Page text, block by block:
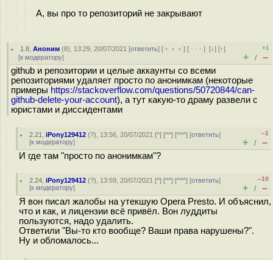
А, вы про то репозиторий не закрывают
1.8 ,Аноним (8), 13:29, 20/07/2021 [ответить] [ ﹢﹢﹢] [ · · ·][↓] [↑]
[к модератору]
+1
+ / –
github и репозитории и целые аккаунты со всеми
репозиториями удаляет просто по анонимкам (некоторые
примеры https://stackoverflow.com/questions/50720844/can-
github-delete-your-account), а тут какую-то драму развели с
юристами и диссидентами
2.21 ,iPony129412 (?), 13:56, 20/07/2021 [^] [^^] [^^^] [ответить]
[к модератору]
–1
+ / –
И где там "просто по анонимкам"?
2.24 ,iPony129412 (?), 13:59, 20/07/2021 [^] [^^] [^^^] [ответить]
[к модератору]
–10
+ / –
Я вон писал жалобы на утекшую Opera Presto. И объяснил,
что и как, и лицензии всё привёл. Вон луддиты
пользуются, надо удалить.
Ответили "Вы-то кто вообще? Ваши права нарушены?".
Ну и обломалось...